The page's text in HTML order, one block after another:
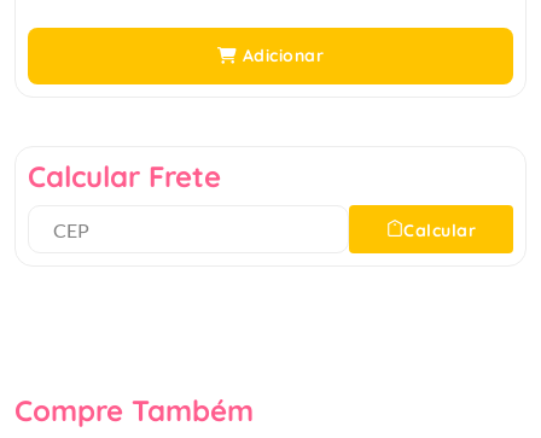
fortalecimento de ossos e dentesbr Tamanho ideal para
ajudar na manutencao da saude oral dos cachorros de
cachorro.br
Adicionar
Calcular Frete
Calcular
Compre Também